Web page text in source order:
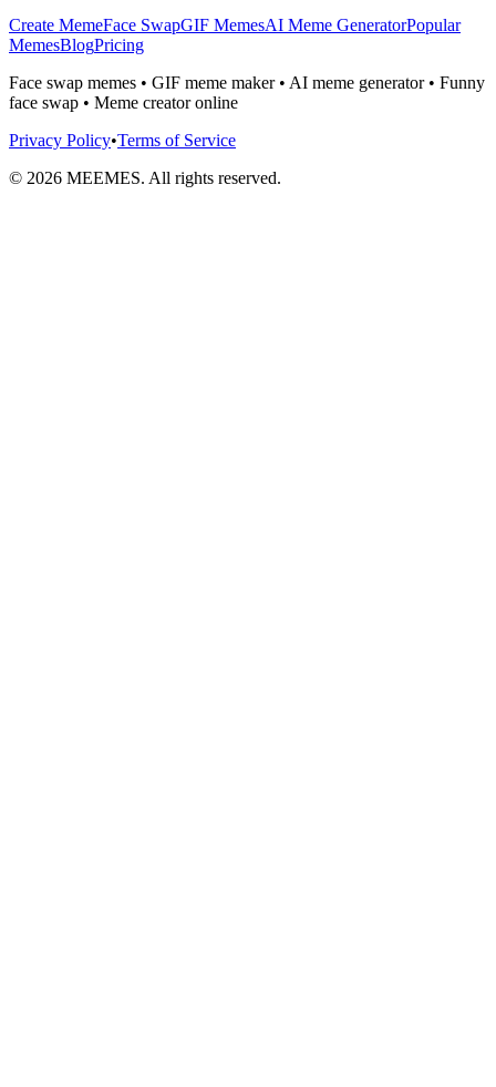
Create MemeFace SwapGIF MemesAI Meme GeneratorPopular
MemesBlogPricing
Face swap memes • GIF meme maker • AI meme generator • Funny
face swap • Meme creator online
Privacy Policy•Terms of Service
© 2026 MEEMES. All rights reserved.